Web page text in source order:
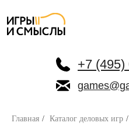
+7 (495)
Главная / Каталог деловых игр /